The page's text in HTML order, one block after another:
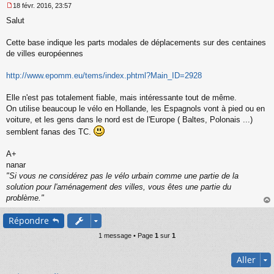
e
s
g
n
n
u
18 févr. 2016, 23:57
Salut
Cette base indique les parts modales de déplacements sur des centaines
de villes européennes
http://www.epomm.eu/tems/index.phtml?Main_ID=2928
Elle n'est pas totalement fiable, mais intéressante tout de même.
On utilise beaucoup le vélo en Hollande, les Espagnols vont à pied ou en
voiture, et les gens dans le nord est de l'Europe ( Baltes, Polonais ...)
semblent fanas des TC.
A+
nanar
"Si vous ne considérez pas le vélo urbain comme une partie de la
solution pour l'aménagement des villes, vous êtes une partie du
problème."
au
Répondre
1 message • Page 1 sur 1
Aller